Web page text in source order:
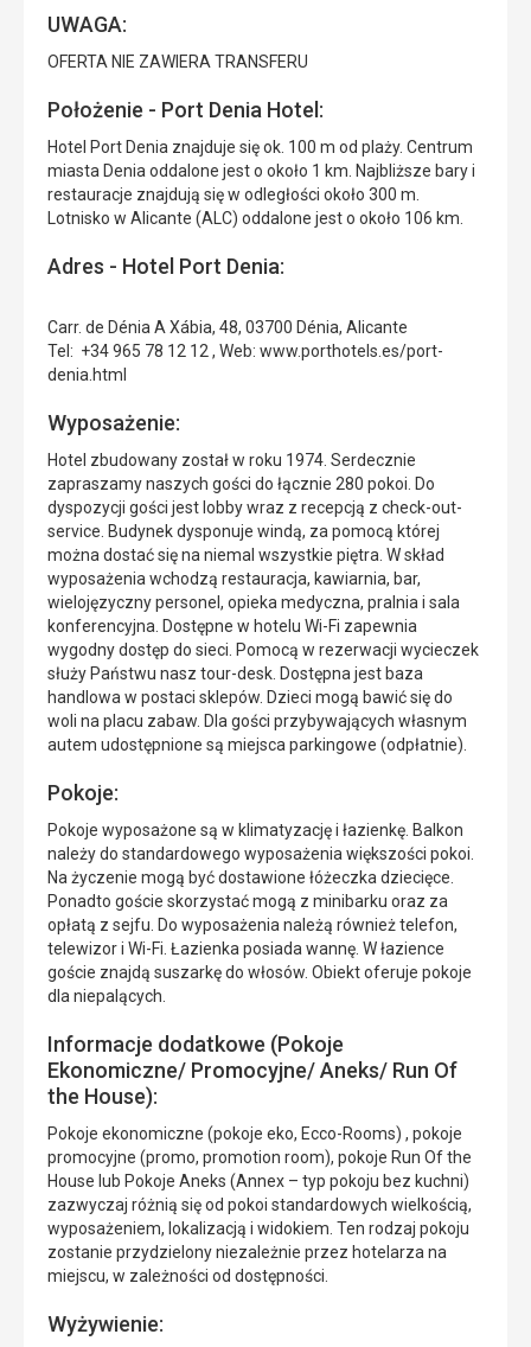
UWAGA:
OFERTA NIE ZAWIERA TRANSFERU
Położenie - Port Denia Hotel:
Hotel Port Denia znajduje się ok. 100 m od plaży. Centrum
miasta Denia oddalone jest o około 1 km. Najbliższe bary i
restauracje znajdują się w odległości około 300 m.
Lotnisko w Alicante (ALC) oddalone jest o około 106 km.
Adres - Hotel Port Denia:
Carr. de Dénia A Xábia, 48, 03700 Dénia, Alicante
Tel: +34 965 78 12 12 , Web: www.porthotels.es/port-
denia.html
Wyposażenie:
Hotel zbudowany został w roku 1974. Serdecznie
zapraszamy naszych gości do łącznie 280 pokoi. Do
dyspozycji gości jest lobby wraz z recepcją z check-out-
service. Budynek dysponuje windą, za pomocą której
można dostać się na niemal wszystkie piętra. W skład
wyposażenia wchodzą restauracja, kawiarnia, bar,
wielojęzyczny personel, opieka medyczna, pralnia i sala
konferencyjna. Dostępne w hotelu Wi-Fi zapewnia
wygodny dostęp do sieci. Pomocą w rezerwacji wycieczek
służy Państwu nasz tour-desk. Dostępna jest baza
handlowa w postaci sklepów. Dzieci mogą bawić się do
woli na placu zabaw. Dla gości przybywających własnym
autem udostępnione są miejsca parkingowe (odpłatnie).
Pokoje:
Pokoje wyposażone są w klimatyzację i łazienkę. Balkon
należy do standardowego wyposażenia większości pokoi.
Na życzenie mogą być dostawione łóżeczka dziecięce.
Ponadto goście skorzystać mogą z minibarku oraz za
opłatą z sejfu. Do wyposażenia należą również telefon,
telewizor i Wi-Fi. Łazienka posiada wannę. W łazience
goście znajdą suszarkę do włosów. Obiekt oferuje pokoje
dla niepalących.
Informacje dodatkowe (Pokoje
Ekonomiczne/ Promocyjne/ Aneks/ Run Of
the House):
Pokoje ekonomiczne (pokoje eko, Ecco-Rooms) , pokoje
promocyjne (promo, promotion room), pokoje Run Of the
House lub Pokoje Aneks (Annex – typ pokoju bez kuchni)
zazwyczaj różnią się od pokoi standardowych wielkością,
wyposażeniem, lokalizacją i widokiem. Ten rodzaj pokoju
zostanie przydzielony niezależnie przez hotelarza na
miejscu, w zależności od dostępności.
Wyżywienie: